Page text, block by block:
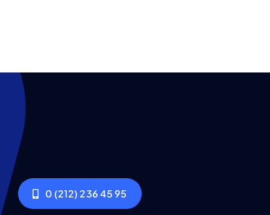
0 (212) 236 45 95